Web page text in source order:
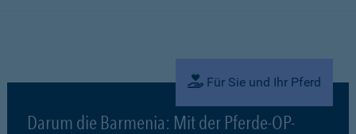
Für Sie und Ihr Pferd
Darum die Barmenia: Mit der Pferde-OP-